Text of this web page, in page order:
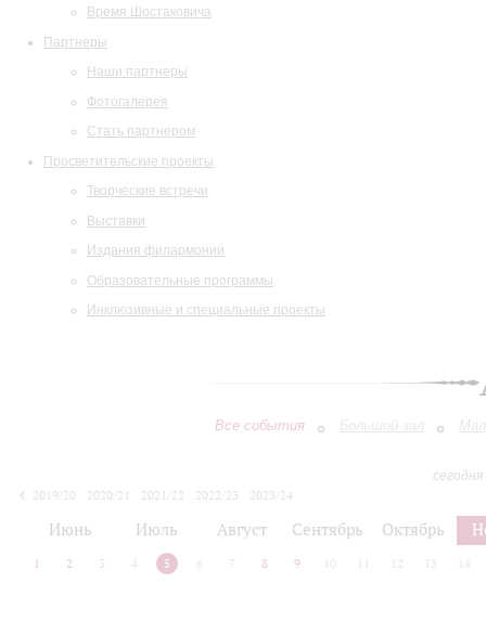
Время Шостаковича
Партнеры
Наши партнеры
Фотогалерея
Стать партнером
Просветительские проекты
Творческие встречи
Выставки
Издания филармонии
Образовательные программы
Инклюзивные и специальные проекты
Все события Большой зал
2019/20
2020/21 2021/22 2022/23
2023/24
Июнь Июль Август Сентябрь Октябрь
1 2 3 4 5 6 7 8 9 10 12 13 14